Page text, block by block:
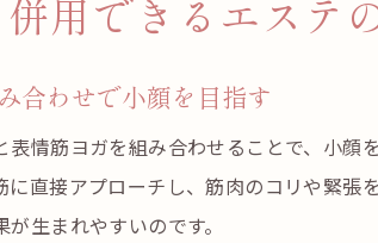
用できるエステ
合わせで小顔を目指す
情筋ヨガを組み合わせることで、小顔
に直接アプローチし、筋肉のコリや緊
生まれやすいのです。